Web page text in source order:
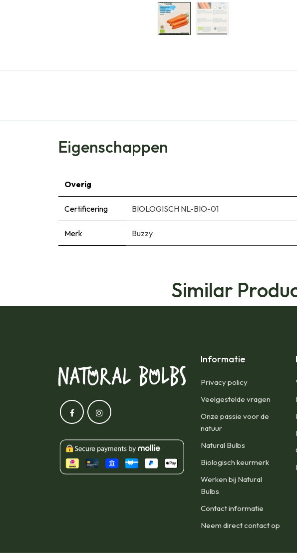
Eigenschappen
Overig
Certificering BIOLOGISCH NL-BIO-01
Merk Buzzy
Similar
Informatie
Privacy policy
Veelgestelde vragen
Onze passie voor de
natuur
Natural Bulbs
Biologisch keurmerk
Werken bij Natural
Bulbs
Contact informatie
Neem direct contact op